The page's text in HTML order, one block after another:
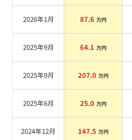
2026年1月 87.6 万円
2025年9月 64.1 万円
2025年9月 207.0 万円
2025年6月 25.0 万円
2024年12月 147.5 万円